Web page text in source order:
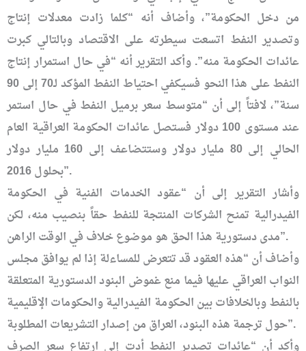
من دخل الحكومة”، وأضاف أنه “كلما زادت معدلات إنتاج
وتصدير النفط اتسعت سيطرته على الاقتصاد وبالتالي كبرت
عائدات الحكومة منه”. وأكد التقرير أنه “في حال استمرار إنتاج
النفط على هذا النحو فسيكفي احتياط النفط المؤكد لـ70 إلى 90
سنة”، لافتاً إلى أن “متوسط سعر برميل النفط في حال استمر
عند مستوى 100 دولار فستصل عائدات الحكومة العراقية العام
الحالي إلى 80 مليار دولار وستتضاعف إلى 160 مليار دولار
بحلول 2016”.
وأشار التقرير إلى أن “عقود الخدمات الفنية في الحكومة
الفيدرالية تمنح الشركات المنتجة للنفط حقاً بنصيب منه، لكن
مدى دستورية هذا الحق هو موضوع خلاف في الوقت الراهن”.
وأضاف أن “هذه العقود قد تتعرض للمساءلة إذا لم يوافق مجلس
النواب العراقي عليها فيما منع غموض البنود الدستورية المتعلقة
بالنفط وبالخلافات بين الحكومة الفيدرالية والحكومات الإقليمية
حول ترجمة هذه البنود، العراق من إصدار التشريعات المطلوبة”.